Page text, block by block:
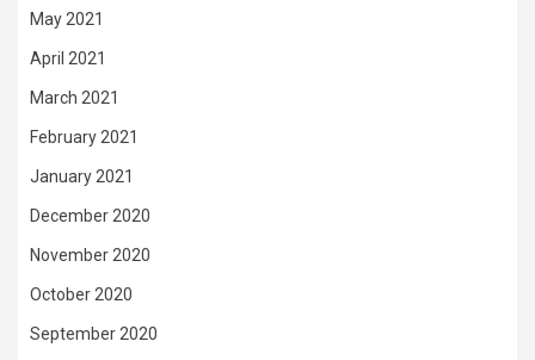
May 2021
April 2021
March 2021
February 2021
January 2021
December 2020
November 2020
October 2020
September 2020